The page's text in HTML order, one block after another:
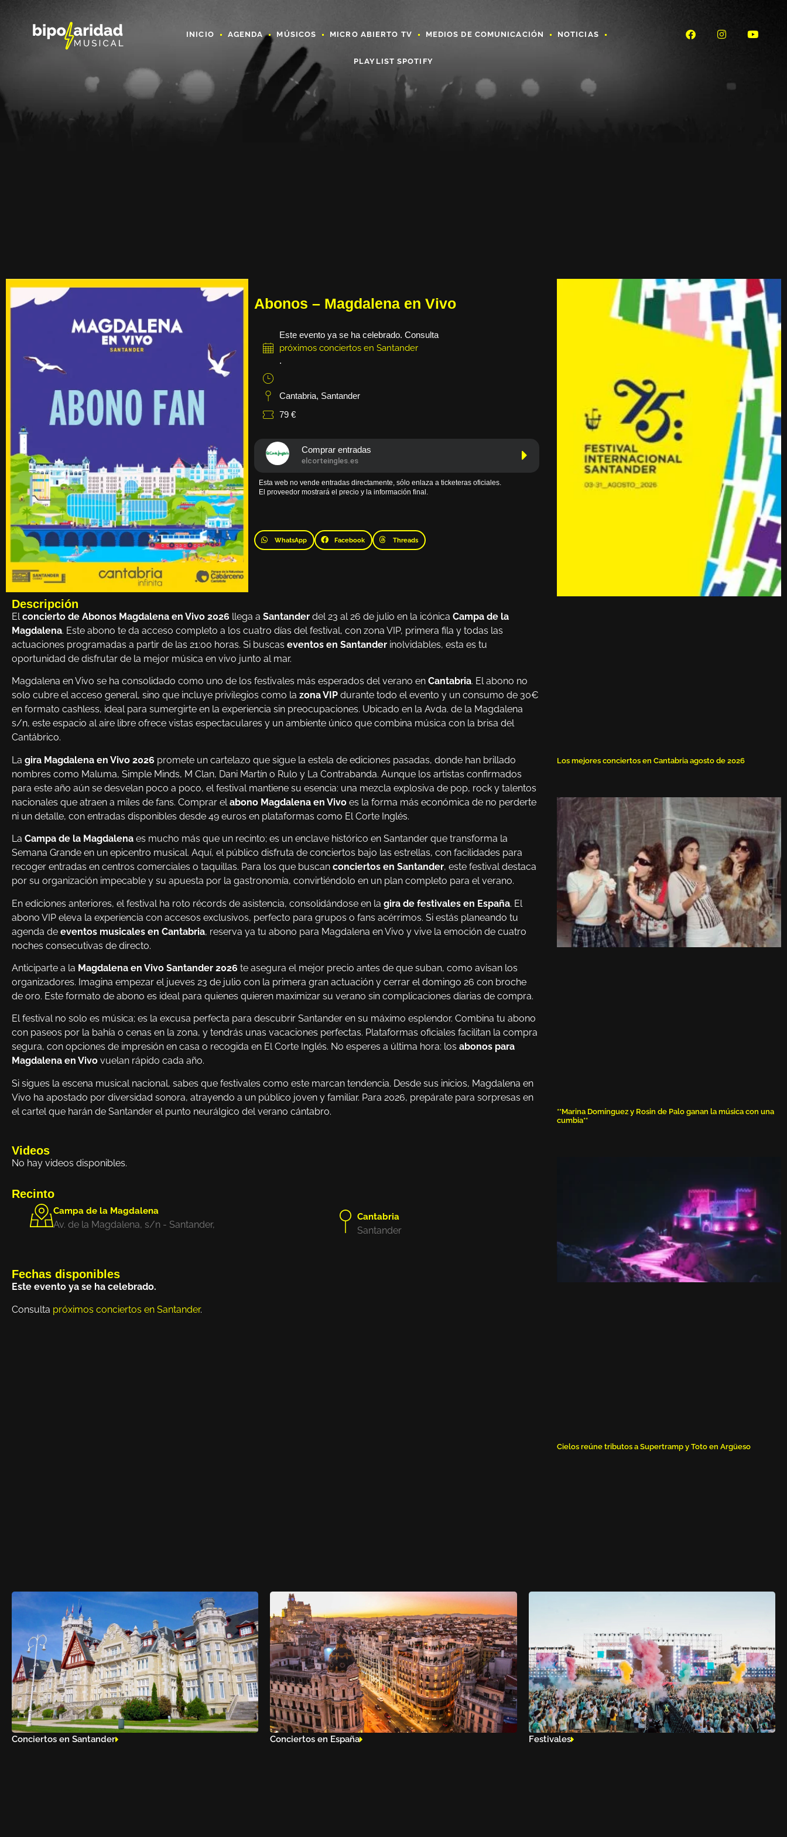
INICIO AGENDA MÚSICOS MICRO ABIERTO TV MEDIOS DE COMUNICACIÓN NOTICIAS
PLAYLIST SPOTIFY
Abonos – Magdalena en Vivo
Este evento ya se ha celebrado. Consulta
próximos conciertos en Santander
.
Cantabria, Santander
79 €
Comprar entradas
elcorteingles.es
Esta web no vende entradas directamente, sólo enlaza a ticketeras oficiales.
El proveedor mostrará el precio y la información final.
WhatsApp Facebook Threads
Descripción
Elconcierto de Abonos Magdalena en Vivo 2026 llega a Santander del 23 al 26 de julio en la icónica Campa de la
Magdalena. Este abono te da acceso completo a los cuatro días del festival, con zona VIP, primera fila y todas las
actuaciones programadas a partir de las 21:00 horas. Si buscas eventos en Santander inolvidables, esta es tu
oportunidad de disfrutar de la mejor música en vivo junto al mar.
Magdalena en Vivo se ha consolidado como uno de los festivales más esperados del verano en Cantabria. El abono no
solo cubre el acceso general, sino que incluye privilegios como la zona VIP durante todo el evento y un consumo de 30€
en formato cashless, ideal para sumergirte en la experiencia sin preocupaciones. Ubicado en la Avda. de la Magdalena
s/n, este espacio al aire libre ofrece vistas espectaculares y un ambiente único que combina música con la brisa del
Cantábrico.
La gira Magdalena en Vivo 2026 promete un cartelazo que sigue la estela de ediciones pasadas, donde han brillado
nombres como Maluma, Simple Minds, M Clan, Dani Martín o Rulo y La Contrabanda. Aunque los artistas confirmados
para este año aún se desvelan poco a poco, el festival mantiene su esencia: una mezcla explosiva de pop, rock y talentos
nacionales que atraen a miles de fans. Comprar el abono Magdalena en Vivo es la forma más económica de no perderte
ni un detalle, con entradas disponibles desde 49 euros en plataformas como El Corte Inglés.
La Campa de la Magdalena es mucho más que un recinto; es un enclave histórico en Santander que transforma la
Semana Grande en un epicentro musical. Aquí, el público disfruta de conciertos bajo las estrellas, con facilidades para
recoger entradas en centros comerciales o taquillas. Para los que buscan conciertos en Santander, este festival destaca
por su organización impecable y su apuesta por la gastronomía, convirtiéndolo en un plan completo para el verano.
En ediciones anteriores, el festival ha roto récords de asistencia, consolidándose en la gira de festivales en España. El
abono VIP eleva la experiencia con accesos exclusivos, perfecto para grupos o fans acérrimos. Si estás planeando tu
agenda de eventos musicales en Cantabria, reserva ya tu abono para Magdalena en Vivo y vive la emoción de cuatro
noches consecutivas de directo.
Anticiparte a la Magdalena en Vivo Santander 2026 te asegura el mejor precio antes de que suban, como avisan los
organizadores. Imagina empezar el jueves 23 de julio con la primera gran actuación y cerrar el domingo 26 con broche
de oro. Este formato de abono es ideal para quienes quieren maximizar su verano sin complicaciones diarias de compra.
El festival no solo es música; es la excusa perfecta para descubrir Santander en su máximo esplendor. Combina tu abono
con paseos por la bahía o cenas en la zona, y tendrás unas vacaciones perfectas. Plataformas oficiales facilitan la compra
segura, con opciones de impresión en casa o recogida en El Corte Inglés. No esperes a última hora: los abonos para
Magdalena en Vivo vuelan rápido cada año.
Si sigues la escena musical nacional, sabes que festivales como este marcan tendencia. Desde sus inicios, Magdalena en
Vivo ha apostado por diversidad sonora, atrayendo a un público joven y familiar. Para 2026, prepárate para sorpresas en
el cartel que harán de Santander el punto neurálgico del verano cántabro.
Videos
No hay videos disponibles.
Recinto
Campa de la Magdalena
Av. de la Magdalena, s/n - Santander,
Cantabria
Santander
Fechas disponibles
Este evento ya se ha celebrado.
Consulta próximos conciertos en Santander.
Los mejores conciertos en Cantabria agosto de 2026
**Marina Domínguez y Rosin de Palo ganan la música con una
cumbia**
Cielos reúne tributos a Supertramp y Toto en Argüeso
Conciertos en Santander Conciertos en España Festivales